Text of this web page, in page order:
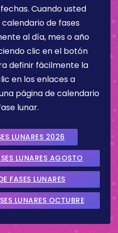
Cuando usted
de fases
al día, mes o año
clic en el botón
definir fácilmente la
en los enlaces a
página de calendario
lunar.
LUNARES 2026
LUNARES AGOSTO
FASES LUNARES
2026
LUNARES OCTUBRE